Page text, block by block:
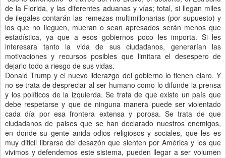
de la Florida, y las diferentes aduanas y vías; total, si llegan miles
de ilegales contarán las remezas multimillonarias (por supuesto) y
los que no lleguen, mueran o sean apresados serán menos que
estadística, ya que a esos gobiernos poco les importa. Si les
interesara tanto la vida de sus ciudadanos, generarían las
motivaciones y recursos posibles que limitara el desespero de
dejarlo todo a riesgo de sus vidas.
Donald Trump y el nuevo liderazgo del gobierno lo tienen claro. Y
no se trata de despreciar al ser humano como lo difunde la prensa
y los políticos de la izquierda. Se trata de que existe un país que
debe respetarse y que de ninguna manera puede ser violentado
cada día por esa frontera extensa y porosa. Se trata de que
ciudadanos de paises que se han declarado nuestros enemigos,
en donde su gente anida odios religiosos y sociales, que les es
muy dificil librarse del desazón que sienten por América y los que
vivimos y defendemos este sistema, pueden llegar a ser volumen